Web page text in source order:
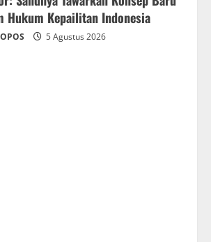
Hukum Kepailitan Indonesia
5 Agustus 2026